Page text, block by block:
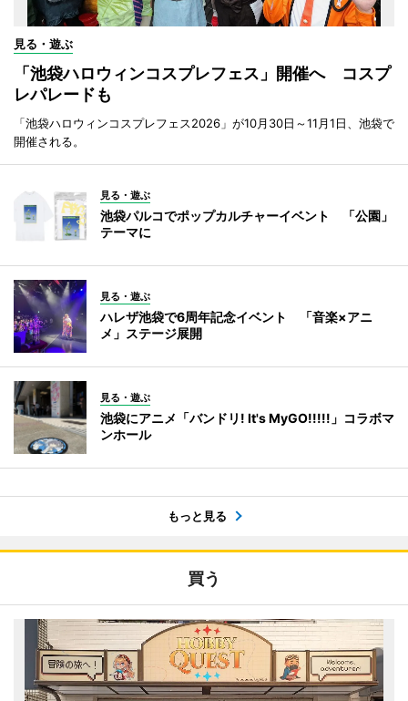
見る・遊ぶ
「池袋ハロウィンコスプレフェス」開催へ コスプ
レパレードも
「池袋ハロウィンコスプレフェス2026」が10月30日～11月1日、池袋で
開催される。
見る・遊ぶ
池袋パルコでポップカルチャーイベント 「公園」
テーマに
見る・遊ぶ
ハレザ池袋で6周年記念イベント 「音楽×アニ
メ」ステージ展開
見る・遊ぶ
池袋にアニメ「バンドリ! It's MyGO!!!!!」コラボマ
ンホール
もっと見る
買う